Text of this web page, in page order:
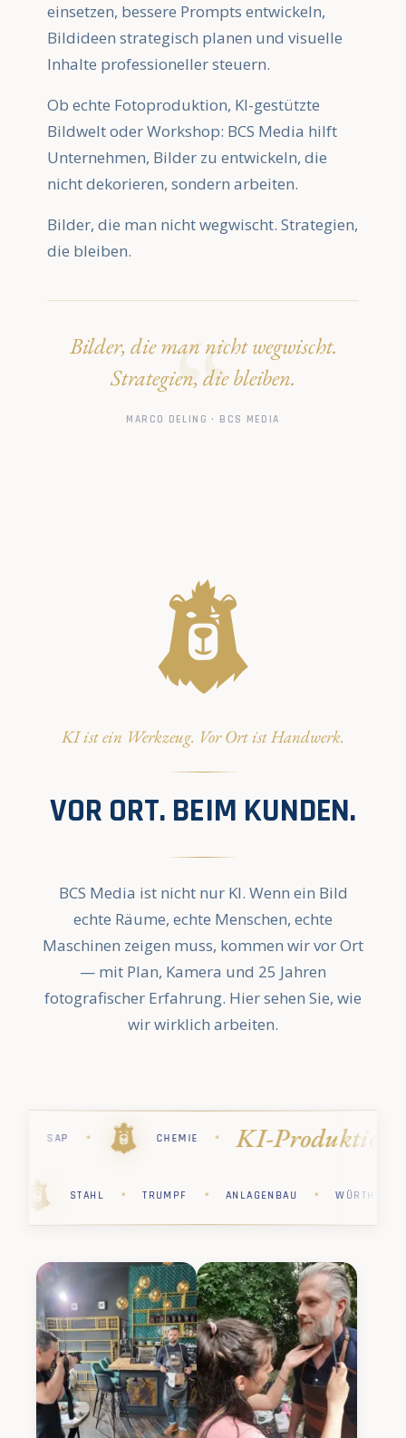
einsetzen, bessere Prompts entwickeln,
Bildideen strategisch planen und visuelle
Inhalte professioneller steuern.
Ob echte Fotoproduktion, KI-gestützte
Bildwelt oder Workshop: BCS Media hilft
Unternehmen, Bilder zu entwickeln, die
nicht dekorieren, sondern arbeiten.
Bilder, die man nicht wegwischt. Strategien,
die bleiben.
Bilder, die man nicht wegwischt.
Strategien, die bleiben.
MARCO DELING · BCS MEDIA
KI ist ein Werkzeug. Vor Ort ist Handwerk.
VOR ORT. BEIM KUNDEN.
BCS Media ist nicht nur KI. Wenn ein Bild
echte Räume, echte Menschen, echte
Maschinen zeigen muss, kommen wir vor Ort
— mit Plan, Kamera und 25 Jahren
fotografischer Erfahrung. Hier sehen Sie, wie
wir wirklich arbeiten.
· STIHL · PHARMA · KÄRCHER ·
PHARMA · STIHL · CHEMIE · SAP · STAHL